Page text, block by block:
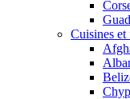
Cuisines